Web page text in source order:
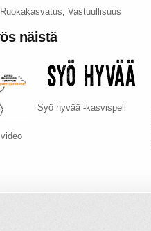
Ruokakasvatus, Vastuullisuus
näistä
Syö hyvää -kasvispeli